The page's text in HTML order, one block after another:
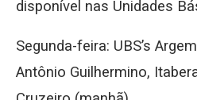
disponível nas Unidades
Segunda-feira: UBS’s
Antônio Guilhermino,